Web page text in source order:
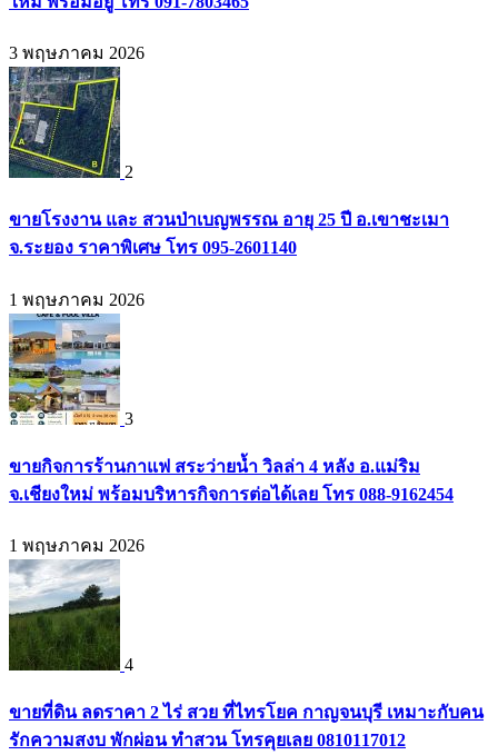
3 พฤษภาคม 2026
2
ขายโรงงาน และ สวนป่าเบญพรรณ อายุ 25 ปี อ.เขาชะเมา
จ.ระยอง ราคาพิเศษ โทร 095-2601140
1 พฤษภาคม 2026
3
ขายกิจการร้านกาแฟ สระว่ายน้ำ วิลล่า 4 หลัง อ.แม่ริม
จ.เชียงใหม่ พร้อมบริหารกิจการต่อได้เลย โทร 088-9162454
1 พฤษภาคม 2026
4
ขายที่ดิน ลดราคา 2 ไร่ สวย ที่ไทรโยค กาญจนบุรี เหมาะกับคน
รักความสงบ พักผ่อน ทำสวน โทรคุยเลย 0810117012